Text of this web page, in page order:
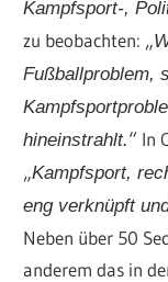
Kampfsport-,
zu beobachten: „
Fußballproblem,
hineinstrahlt.“ In
„Kampfsport,
eng verknüpft
Neben über 50
anderem das in